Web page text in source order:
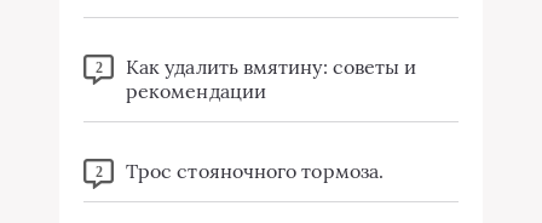
2
Как удалить вмятину: советы и
рекомендации
2 Трос стояночного тормоза.